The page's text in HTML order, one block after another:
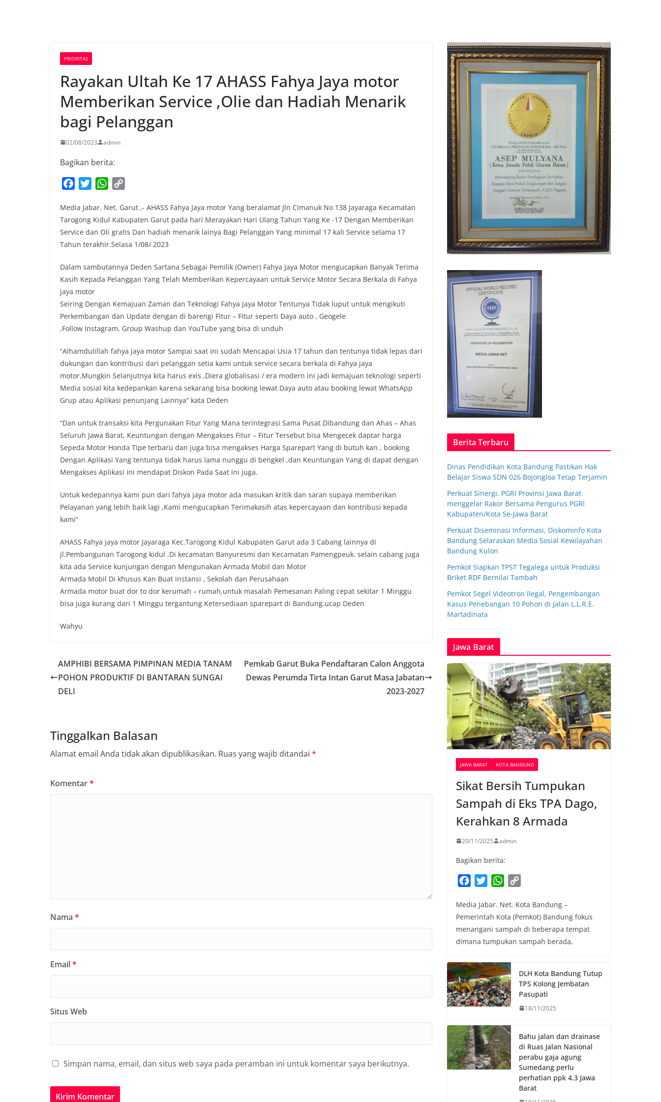
PRIORITAS
Rayakan Ultah Ke 17 AHASS Fahya Jaya motor
Memberikan Service ,Olie dan Hadiah Menarik
bagi Pelanggan
02/08/2023 admin
Bagikan berita:
c
e
b
o
k
i
t
t
e
W
a
t
s
A
p
p
y
L
i
k
Media Jabar. Net. Garut ,- AHASS Fahya Jaya motor Yang beralamat Jln Cimanuk No 138 Jayaraga Kecamatan
Tarogong Kidul Kabupaten Garut pada hari Merayakan Hari Ulang Tahun Yang Ke -17 Dengan Memberikan
Service dan Oli gratis Dan hadiah menarik lainya Bagi Pelanggan Yang minimal 17 kali Service selama 17
Tahun terakhir.Selasa 1/08/ 2023
Dalam sambutannya Deden Sartana Sebagai Pemilik (Owner) Fahya Jaya Motor mengucapkan Banyak Terima
Kasih Kepada Pelanggan Yang Telah Memberikan Kepercayaan untuk Service Motor Secara Berkala di Fahya
jaya motor
Seiring Dengan Kemajuan Zaman dan Teknologi Fahya Jaya Motor Tentunya Tidak luput untuk mengikuti
Perkembangan dan Update dengan di barengi Fitur – Fitur seperti Daya auto , Geogele
,Follow Instagram, Group Washup dan YouTube yang bisa di unduh
“Alhamdulillah fahya jaya motor Sampai saat ini sudah Mencapai Usia 17 tahun dan tentunya tidak lepas dari
dukungan dan kontribusi dari pelanggan setia kami untuk service secara berkala di Fahya jaya
motor,Mungkin Selanjutnya kita harus exis ,Diera globalisasi / era modern ini jadi kemajuan teknologi seperti
Media sosial kita kedepankan karena sekarang bisa booking lewat Daya auto atau booking lewat WhatsApp
Grup atau Aplikasi penunjang Lainnya” kata Deden
“Dan untuk transaksi kita Pergunakan Fitur Yang Mana terintegrasi Sama Pusat Dibandung dan Ahas – Ahas
Seluruh Jawa Barat, Keuntungan dengan Mengakses Fitur – Fitur Tersebut bisa Mengecek daptar harga
Sepeda Motor Honda Tipe terbaru dan juga bisa mengakses Harga Sparepart Yang di butuh kan , booking
Dengan Aplikasi Yang tentunya tidak harus lama nunggu di bengkel ,dan Keuntungan Yang di dapat dengan
Mengakses Aplikasi ini mendapat Diskon Pada Saat ini juga.
Untuk kedepannya kami pun dari fahya jaya motor ada masukan kritik dan saran supaya memberikan
Pelayanan yang lebih baik lagi ,Kami mengucapkan Terimakasih atas kepercayaan dan kontribusi kepada
kami”
AHASS Fahya jaya motor Jayaraga Kec.Tarogong Kidul Kabupaten Garut ada 3 Cabang lainnya di
jl.Pembangunan Tarogong kidul ,Di kecamatan Banyuresmi dan Kecamatan Pamengpeuk. selain cabang juga
kita ada Service kunjungan dengan Mengunakan Armada Mobil dan Motor
Armada Mobil Di khusus Kan Buat instansi , Sekolah dan Perusahaan
Armada motor buat dor to dor kerumah – rumah,untuk masalah Pemesanan Paling cepat sekitar 1 Minggu
bisa juga kurang dari 1 Minggu tergantung Ketersediaan sparepart di Bandung.ucap Deden
Wahyu
AMPHIBI BERSAMA PIMPINAN MEDIA TANAM
POHON PRODUKTIF DI BANTARAN SUNGAI
DELI
Pemkab Garut Buka Pendaftaran Calon Anggota
Dewas Perumda Tirta Intan Garut Masa Jabatan
2023-2027
Tinggalkan Balasan
Alamat email Anda tidak akan dipublikasikan. Ruas yang wajib ditandai *
Komentar*
Nama *
Email*
Situs Web
Simpan nama, email, dan situs web saya pada peramban ini untuk komentar saya berikutnya.
Berita Terbaru
Dinas Pendidikan Kota Bandung Pastikan Hak
Belajar Siswa SDN 026 Bojongloa Tetap Terjamin
Perkuat Sinergi, PGRI Provinsi Jawa Barat
menggelar Rakor Bersama Pengurus PGRI
Kabupaten/Kota Se-Jawa Barat
Perkuat Diseminasi Informasi, Diskominfo Kota
Bandung Selaraskan Media Sosial Kewilayahan
Bandung Kulon
Pemkot Siapkan TPST Tegalega untuk Produksi
Briket RDF Bernilai Tambah
Pemkot Segel Videotron Ilegal, Pengembangan
Kasus Penebangan 10 Pohon di Jalan L.L.R.E.
Martadinata
Jawa Barat
JAWA BARAT KOTA BANDUNG
Sikat Bersih Tumpukan
Sampah di Eks TPA Dago,
Kerahkan 8 Armada
20/11/2025 admin
Bagikan berita:
c
e
b
o
k
i
t
t
e
W
a
t
s
A
p
p
y
L
i
k
Media Jabar. Net. Kota Bandung –
Pemerintah Kota (Pemkot) Bandung fokus
menangani sampah di beberapa tempat
dimana tumpukan sampah berada,
DLH Kota Bandung Tutup
TPS Kolong Jembatan
Pasupati
18/11/2025
Bahu jalan dan drainase
di Ruas Jalan Nasional
perabu gaja agung
Sumedang perlu
perhatian ppk 4.3 Jawa
Barat